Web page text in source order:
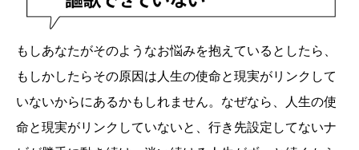
もしあなたがそのようなお悩みを抱えているとしたら、
もしかしたらその原因は人生の使命と現実がリンクして
いないからにあるかもしれません。なぜなら、人生の使
命と現実がリンクしていないと、行き先設定してないナ